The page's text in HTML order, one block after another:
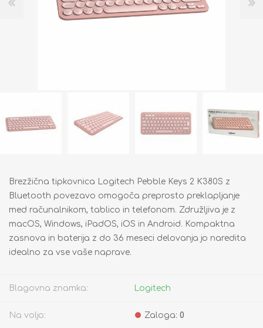
Brezžična tipkovnica Logitech Pebble Keys 2 K380S z
Bluetooth povezavo omogoča preprosto preklapljanje
med računalnikom, tablico in telefonom. Združljiva je z
macOS, Windows, iPadOS, iOS in Android. Kompaktna
zasnova in baterija z do 36 meseci delovanja jo naredita
idealno za vse vaše naprave.
Blagovna znamka: Logitech
Na voljo: Zaloga: 0